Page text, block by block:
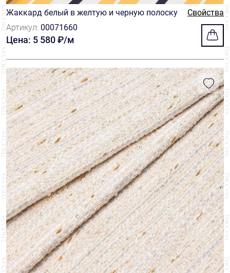
Жаккард белый в желтую и черную полоску
Свойства
Артикул: 00071660
Цена: 5 580 ₽/м